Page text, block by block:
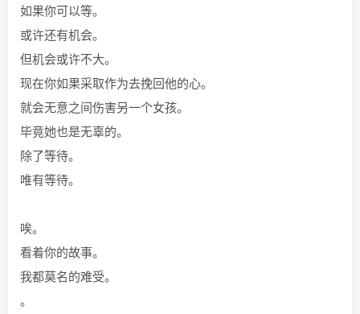
如果你可以等。
或许还有机会。
但机会或许不大。
现在你如果采取作为去挽回他的心。
就会无意之间伤害另一个女孩。
毕竟她也是无辜的。
除了等待。
唯有等待。
唉。
看着你的故事。
我都莫名的难受。
。